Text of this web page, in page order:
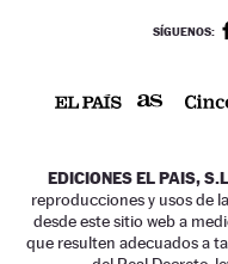
SÍGUENOS:
EDICIONES EL PAIS,
reproducciones y usos de
desde este sitio web a
que resulten adecuados a